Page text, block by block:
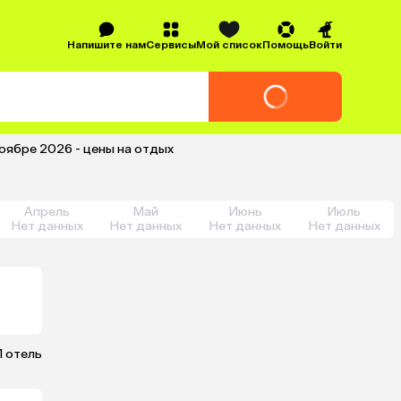
Напишите намСервисыМой списокПомощьВойти
2026 - цены на отдых
Апрель
Нет данных
Май
Нет данных
Июнь
Нет данных
Июль
Нет данных
отель